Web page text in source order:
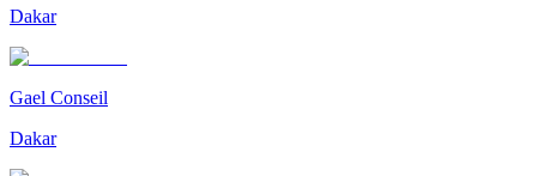
Dakar
Gael Conseil
Dakar